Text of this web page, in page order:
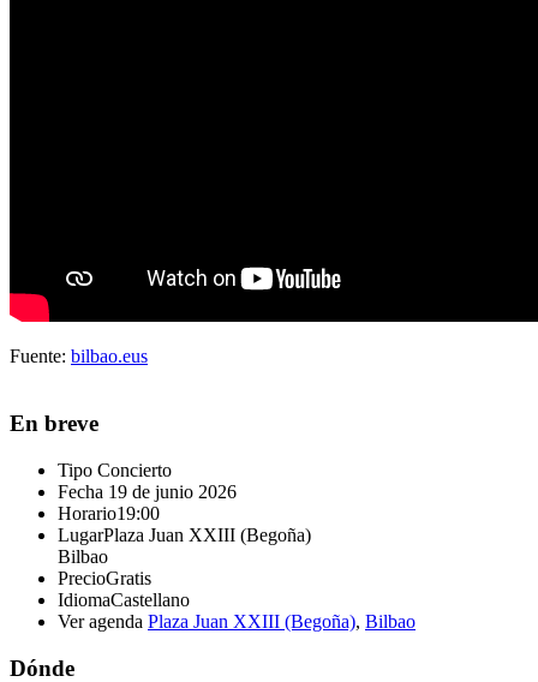
Fuente: bilbao.eus
En breve
Tipo Concierto
Fecha 19 de junio 2026
Horario19:00
LugarPlaza Juan XXIII (Begoña)
Bilbao
PrecioGratis
IdiomaCastellano
Ver agenda Plaza Juan XXIII (Begoña), Bilbao
Dónde